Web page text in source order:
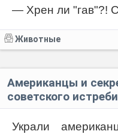
— Хрен ли "гав"?!
Животные
Американцы и
советского
Украли